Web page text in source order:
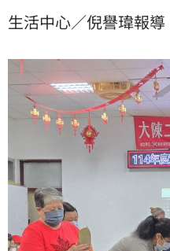
牙補助則可先致電健保特
生活中心／倪譽瑋報導